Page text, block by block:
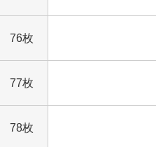
76枚
77枚
78枚